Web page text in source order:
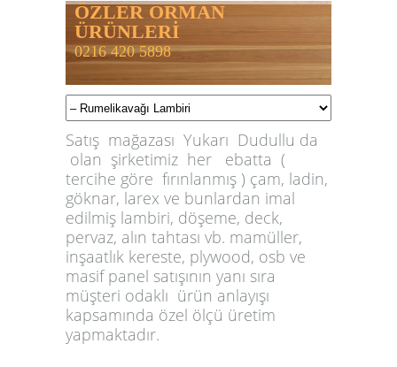
ÖZLER ORMAN
ÜRÜNLERİ
0216 420 5898
Satış mağazası Yukarı Dudullu da
olan şirketimiz her ebatta (
tercihe göre fırınlanmış ) çam, ladin,
göknar, larex ve bunlardan imal
edilmiş lambiri, döşeme, deck,
pervaz, alın tahtası vb. mamüller,
inşaatlık kereste, plywood, osb ve
masif panel satışının yanı sıra
müşteri odaklı ürün anlayışı
kapsamında özel ölçü üretim
yapmaktadır.